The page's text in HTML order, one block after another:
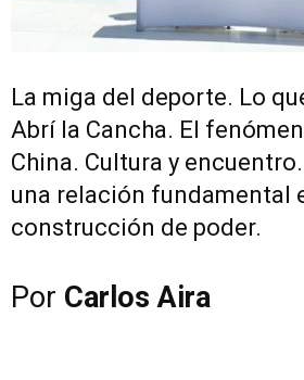
La miga del deporte. Lo
Abrí la Cancha. El
China. Cultura y
una relación fundamental
construcción de poder.
Por Carlos Aira